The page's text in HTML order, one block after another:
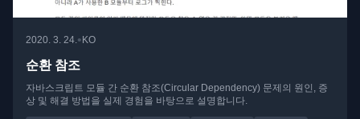
2020. 3. 24. •KO
순환 참조
자바스크립트 모듈 간 순환 참조(Circular Dependency) 문제의 원인, 증
상 및 해결 방법을 실제 경험을 바탕으로 설명합니다.